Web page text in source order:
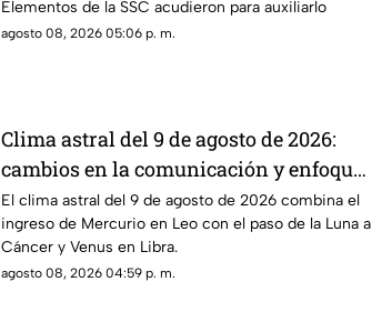
Elementos de la SSC acudieron para auxiliarlo
agosto 08, 2026 05:06 p. m.
Clima astral del 9 de agosto de 2026:
cambios en la comunicación y enfoque
emocional
El clima astral del 9 de agosto de 2026 combina el
ingreso de Mercurio en Leo con el paso de la Luna a
Cáncer y Venus en Libra.
agosto 08, 2026 04:59 p. m.